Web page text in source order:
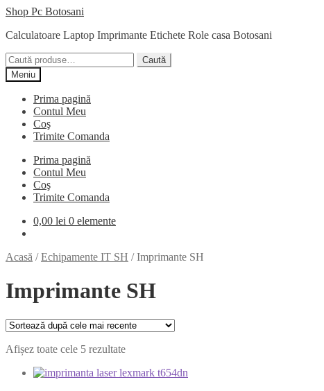
Sari
navigare
Sari
conținut
Shop Pc Botosani
Calculatoare Laptop Imprimante Etichete Role casa Botosani
Caută:
Caută
Meniu
Prima pagină
Contul Meu
Coş
Trimite Comanda
Prima pagină
Contul Meu
Coş
Trimite Comanda
0,00 lei 0 elemente
Acasă /Echipamente IT SH /Imprimante SH
Imprimante SH
Afișez toate cele 5 rezultateSortat
cele